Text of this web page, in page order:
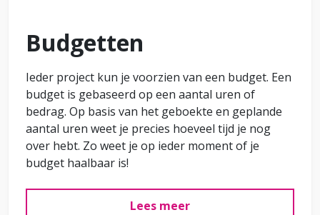
Budgetten
Ieder project kun je voorzien van een budget. Een
budget is gebaseerd op een aantal uren of
bedrag. Op basis van het geboekte en geplande
aantal uren weet je precies hoeveel tijd je nog
over hebt. Zo weet je op ieder moment of je
budget haalbaar is!
Lees meer